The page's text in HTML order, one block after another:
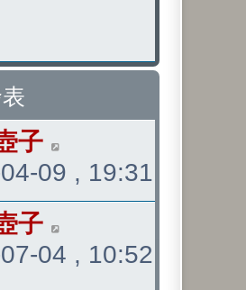
子
09 , 19:31
子
04 , 10:52